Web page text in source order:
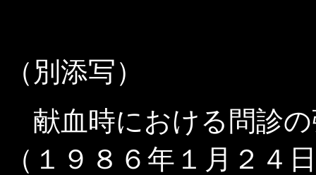
（別添写）
献血時における問診
（１９８６年１月２